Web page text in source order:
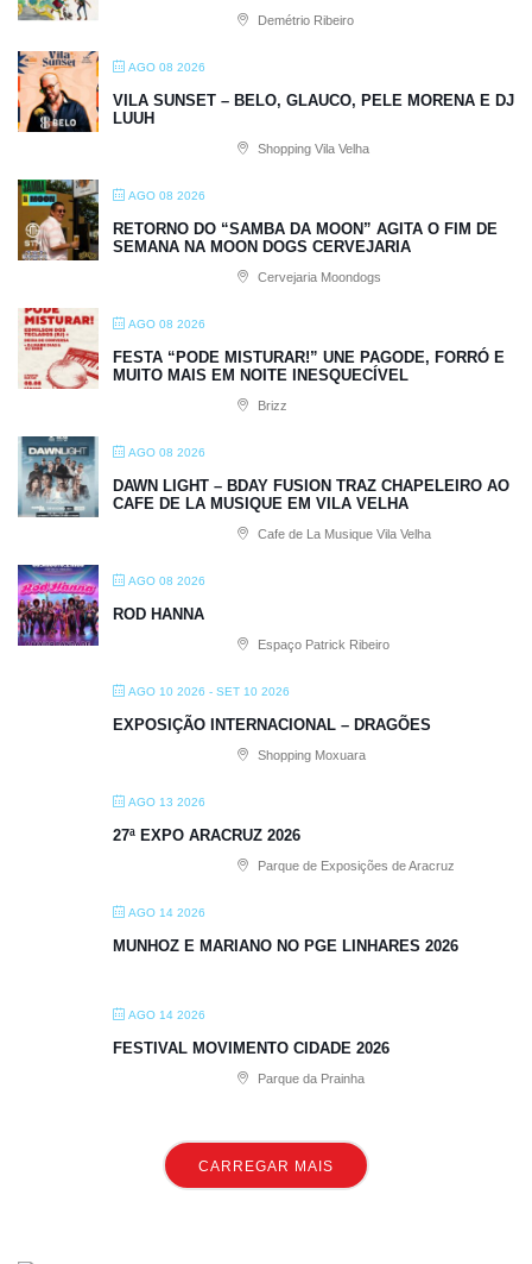
Demétrio Ribeiro
AGO 08 2026
VILA SUNSET – BELO, GLAUCO, PELE MORENA E DJ
LUUH
Shopping Vila Velha
AGO 08 2026
RETORNO DO “SAMBA DA MOON” AGITA O FIM DE
SEMANA NA MOON DOGS CERVEJARIA
Cervejaria Moondogs
AGO 08 2026
FESTA “PODE MISTURAR!” UNE PAGODE, FORRÓ E
MUITO MAIS EM NOITE INESQUECÍVEL
Brizz
AGO 08 2026
DAWN LIGHT – BDAY FUSION TRAZ CHAPELEIRO AO
CAFE DE LA MUSIQUE EM VILA VELHA
Cafe de La Musique Vila Velha
AGO 08 2026
ROD HANNA
Espaço Patrick Ribeiro
AGO 10 2026 - SET 10 2026
EXPOSIÇÃO INTERNACIONAL – DRAGÕES
Shopping Moxuara
AGO 13 2026
27ª EXPO ARACRUZ 2026
Parque de Exposições de Aracruz
AGO 14 2026
MUNHOZ E MARIANO NO PGE LINHARES 2026
AGO 14 2026
FESTIVAL MOVIMENTO CIDADE 2026
Parque da Prainha
CARREGAR MAIS